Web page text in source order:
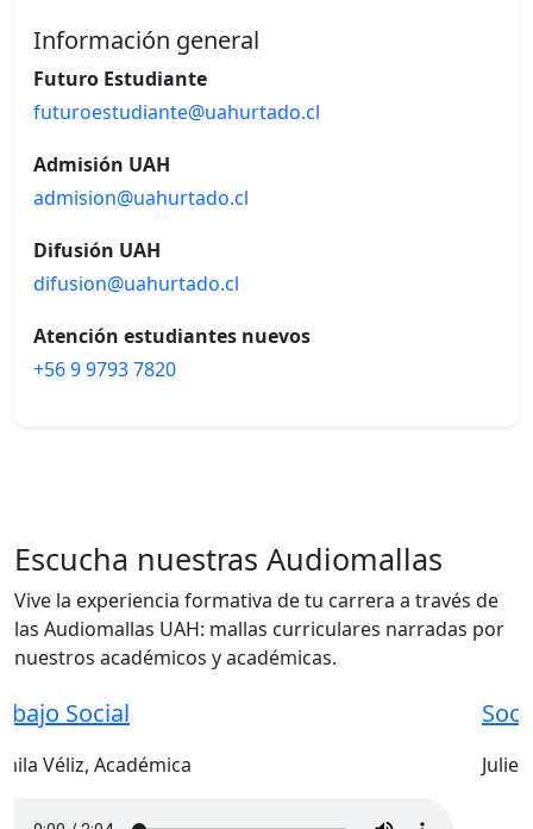
Información general
Futuro Estudiante
futuroestudiante@uahurtado.cl
Admisión UAH
admision@uahurtado.cl
Difusión UAH
difusion@uahurtado.cl
Atención estudiantes nuevos
+56 9 9793 7820
Escucha nuestras Audiomallas
Vive la experiencia formativa de tu carrera a través de
las Audiomallas UAH: mallas curriculares narradas por
nuestros académicos y académicas.
Sociología
Julieta Palma, Académica